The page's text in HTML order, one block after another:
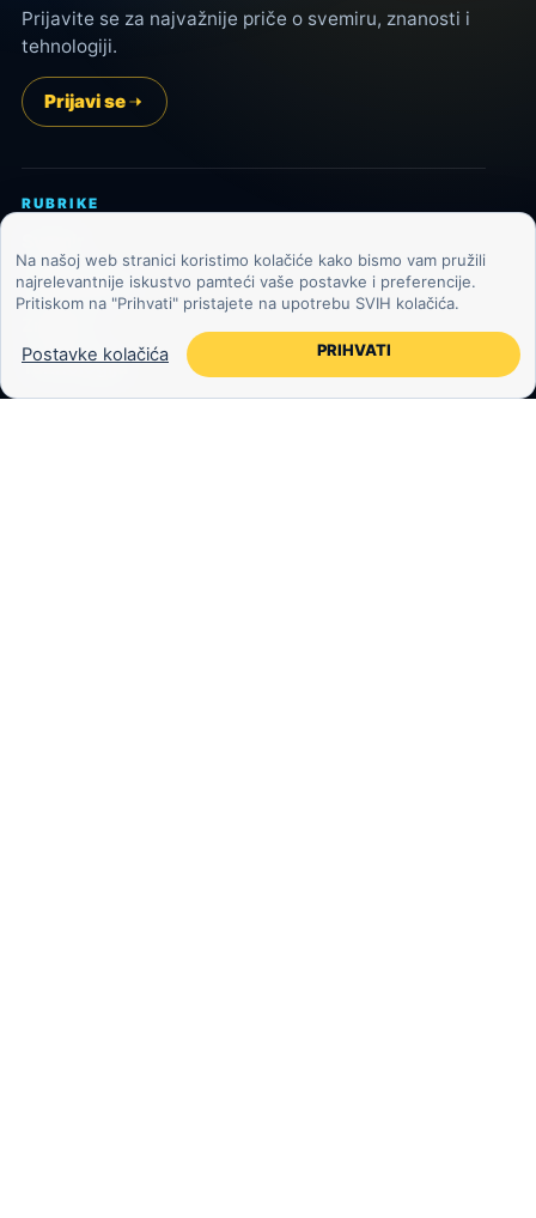
Prijavite se za najvažnije priče o svemiru, znanosti i
tehnologiji.
Prijavi se
RUBRIKE
Astronomija
Tehnologija
Na našoj web stranici koristimo kolačiće kako bismo vam pružili
najrelevantnije iskustvo pamteći vaše postavke i preferencije.
Pritiskom na "Prihvati" pristajete na upotrebu SVIH kolačića.
Postavke kolačića PRIHVATI